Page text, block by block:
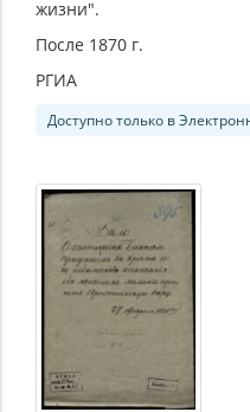
жизни".
После 1870 г.
РГИА
Доступно только в